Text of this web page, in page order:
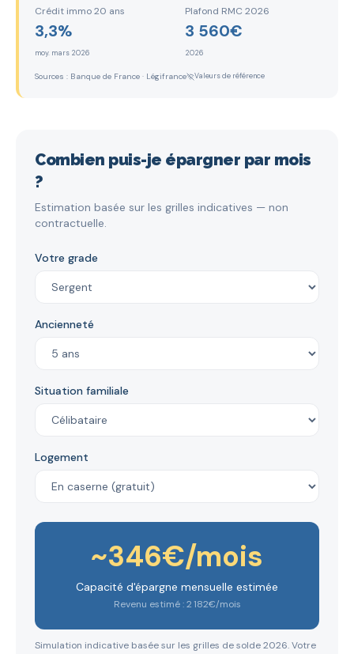
Crédit immo 20 ans
3,3%
moy. mars 2026
Plafond RMC 2026
3 560€
2026
Sources : Banque de France · Légifrance Valeurs de référence
Combien puis-je épargner par mois
?
Estimation basée sur les grilles indicatives — non
contractuelle.
Votre grade
Ancienneté
Situation familiale
Logement
~346€/mois
Capacité d'épargne mensuelle estimée
Revenu estimé :2 182€/mois
Simulation indicative basée sur les grilles de solde 2026. Votre